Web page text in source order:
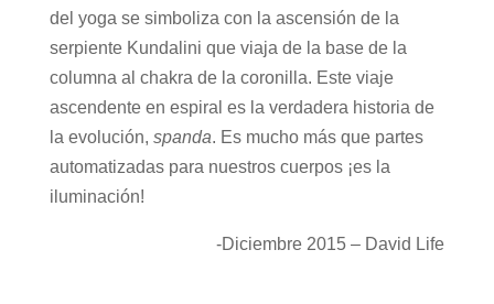
del yoga se simboliza con la ascensión de la
serpiente Kundalini que viaja de la base de la
columna al chakra de la coronilla. Este viaje
ascendente en espiral es la verdadera historia de
la evolución, spanda. Es mucho más que partes
automatizadas para nuestros cuerpos ¡es la
iluminación!
-Diciembre 2015 – David Life